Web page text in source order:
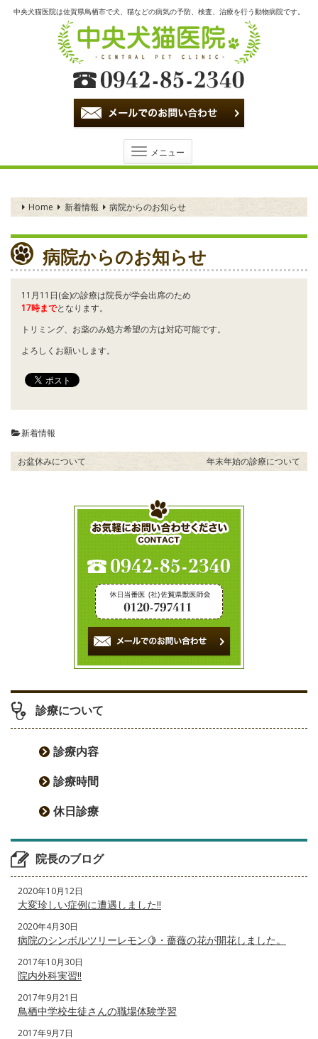
中央犬猫医院は佐賀県鳥栖市で犬、猫などの病気の予防、検査、治療を行う動物病院です。
Toggle
navigation
メニュー
Home 新着情報 病院からのお知らせ
病院からのお知らせ
11月11日(金)の診療は院長が学会出席のため
17時までとなります。
トリミング、お薬のみ処方希望の方は対応可能です。
よろしくお願いします。
新着情報
お盆休みについて 年末年始の診療について
診療について
診療内容
診療時間
休日診療
院長のブログ
2020年10月12日
大変珍しい症例に遭遇しました‼️
2020年4月30日
病院のシンボルツリーレモン🍋・薔薇の花が開花しました。
2017年10月30日
院内外科実習‼️
2017年9月21日
鳥栖中学校生徒さんの職場体験学習
2017年9月7日